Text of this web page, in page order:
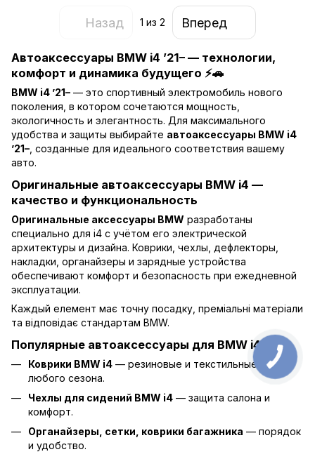
Назад 1 из 2 Вперед
Автоаксессуары BMW i4 ’21– — технологии,
комфорт и динамика будущего ⚡🚗
BMW i4 ’21– — это спортивный электромобиль нового
поколения, в котором сочетаются мощность,
экологичность и элегантность. Для максимального
удобства и защиты выбирайте автоаксессуары BMW i4
’21– , созданные для идеального соответствия вашему
авто.
Оригинальные автоаксессуары BMW i4 —
качество и функциональность
Оригинальные аксессуары BMW разработаны
специально для i4 с учётом его электрической
архитектуры и дизайна. Коврики, чехлы, дефлекторы,
накладки, органайзеры и зарядные устройства
обеспечивают комфорт и безопасность при ежедневной
эксплуатации.
Каждый елемент має точну посадку, преміальні матеріали
та відповідає стандартам BMW.
Популярные автоаксессуары для BMW i4
Коврики BMW i4 — резиновые и текстильные, для
любого сезона.
Чехлы для сидений BMW i4 — защита салона и
комфорт.
Органайзеры, сетки, коврики багажника — порядок
и удобство.